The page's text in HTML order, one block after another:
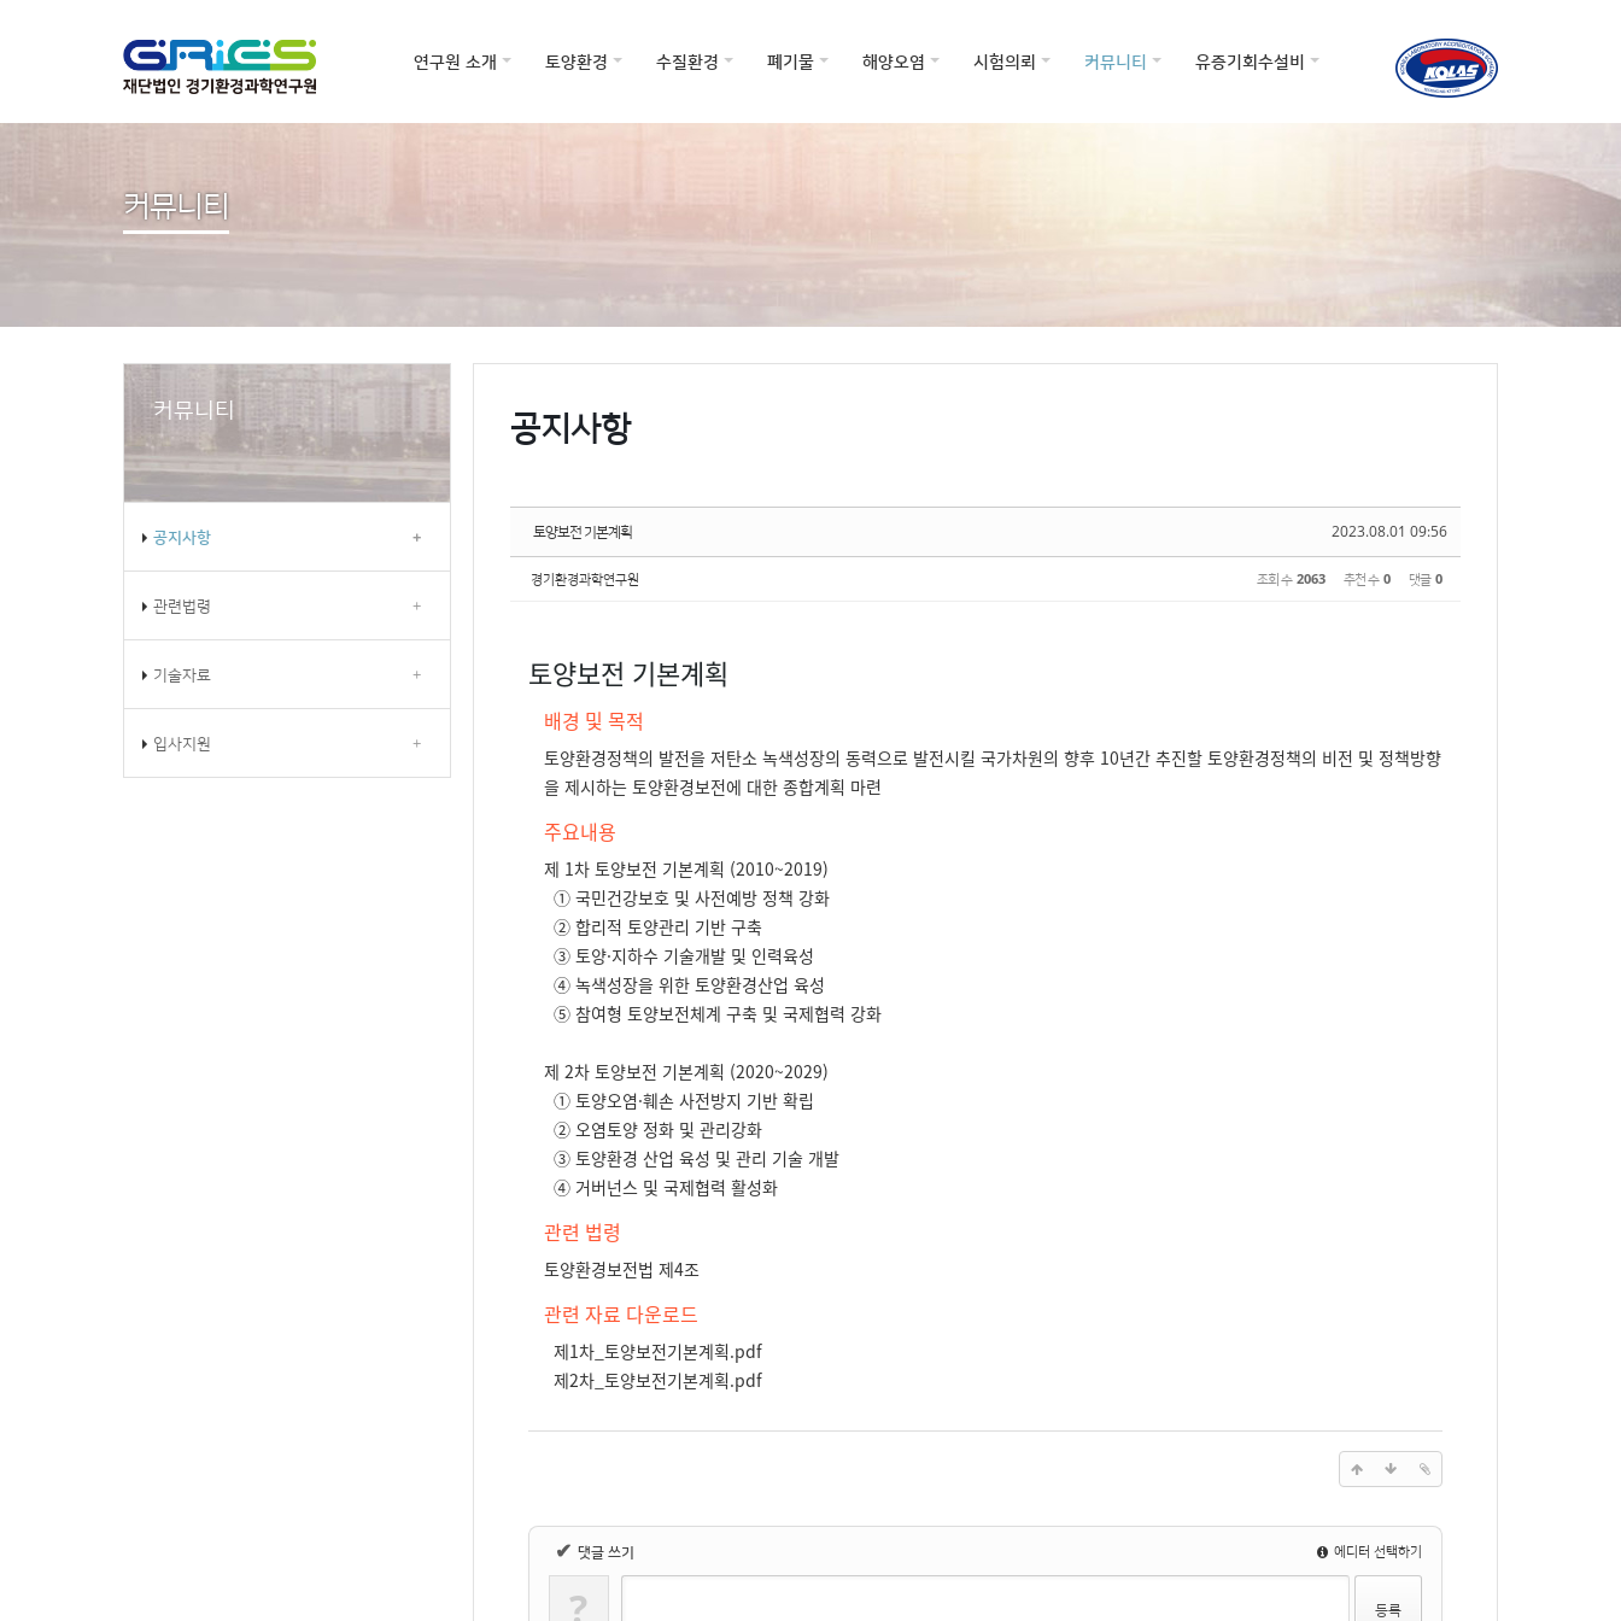
연구원 소개 토양환경 수질환경 폐기물 해양오염 시험의뢰 커뮤니티 유증기회수설비
커뮤니티
커뮤니티
공지사항 +
관련법령 +
기술자료 +
입사지원 +
공지사항
2023.08.01 09:56
토양보전 기본계획
경기환경과학연구원 조회 수 2063 추천 수 0 댓글 0
토양보전 기본계획
배경 및 목적
토양환경정책의 발전을 저탄소 녹색성장의 동력으로 발전시킬 국가차원의 향후 10년간 추진할 토양환경정책의 비전 및 정책방향
을 제시하는 토양환경보전에 대한 종합계획 마련
주요내용
제 1차 토양보전 기본계획 (2010~2019)
① 국민건강보호 및 사전예방 정책 강화
② 합리적 토양관리 기반 구축
③ 토양·지하수 기술개발 및 인력육성
④ 녹색성장을 위한 토양환경산업 육성
⑤ 참여형 토양보전체계 구축 및 국제협력 강화
제 2차 토양보전 기본계획 (2020~2029)
① 토양오염·훼손 사전방지 기반 확립
② 오염토양 정화 및 관리강화
③ 토양환경 산업 육성 및 관리 기술 개발
④ 거버넌스 및 국제협력 활성화
관련 법령
토양환경보전법 제4조
관련 자료 다운로드
제1차_토양보전기본계획.pdf
제2차_토양보전기본계획.pdf
✔ 댓글 쓰기 에디터 선택하기
?
스케치북5
Sketchbook5,
스케치북5